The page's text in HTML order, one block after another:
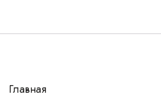
вопросы
Главная